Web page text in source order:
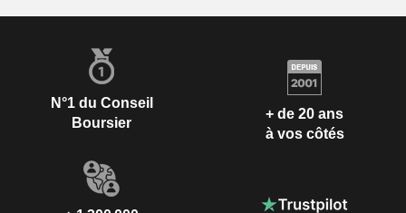
N°1 du Conseil
Boursier
+ de 20 ans
à vos côtés